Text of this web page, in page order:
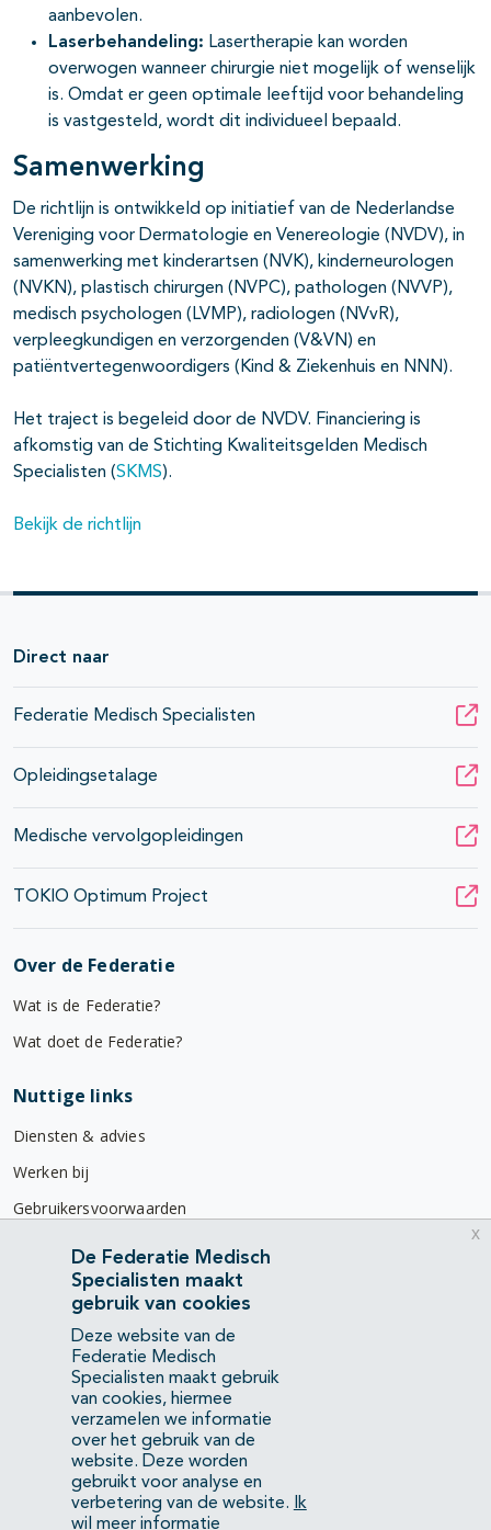
aanbevolen.
Laserbehandeling: Lasertherapie kan worden
overwogen wanneer chirurgie niet mogelijk of wenselijk
is. Omdat er geen optimale leeftijd voor behandeling
is vastgesteld, wordt dit individueel bepaald.
Samenwerking
De richtlijn is ontwikkeld op initiatief van de Nederlandse
Vereniging voor Dermatologie en Venereologie (NVDV), in
samenwerking met kinderartsen (NVK), kinderneurologen
(NVKN), plastisch chirurgen (NVPC), pathologen (NVVP),
medisch psychologen (LVMP), radiologen (NVvR),
verpleegkundigen en verzorgenden (V&VN) en
patiëntvertegenwoordigers (Kind & Ziekenhuis en NNN).
Het traject is begeleid door de NVDV. Financiering is
afkomstig van de Stichting Kwaliteitsgelden Medisch
Specialisten (SKMS).
Bekijk de richtlijn
Direct naar
Federatie Medisch Specialisten
Opleidingsetalage
Medische vervolgopleidingen
TOKIO Optimum Project
Over de Federatie
Wat is de Federatie?
Wat doet de Federatie?
Nuttige links
Diensten & advies
Werken bij
Gebruikersvoorwaarden
Privacyverklaring
Contact
Mercatorlaan 1200
3528 BL Utrecht
(088) 505 34 34
info@richtlijnendatabase.nl
YouTubeLinkedIn
De Federatie Medisch
Specialisten maakt
gebruik van cookies
Deze website van de
Federatie Medisch
Specialisten maakt gebruik
van cookies, hiermee
verzamelen we informatie
over het gebruik van de
website. Deze worden
gebruikt voor analyse en
verbetering van de website.
Ik
wil meer informatie
x